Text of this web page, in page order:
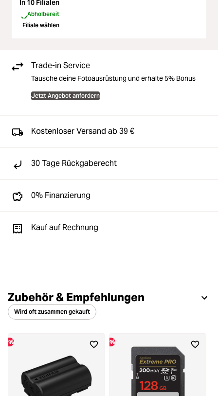
In 10 Filialen
Abholbereit
Filiale wählen
Trade-in Service
Tausche deine Fotoausrüstung und erhalte 5% Bonus
Jetzt Angebot anfordern
Kostenloser Versand ab 39 €
30 Tage Rückgaberecht
0% Finanzierung
Kauf auf Rechnung
Zubehör & Empfehlungen
Wird oft zusammen gekauft
% %